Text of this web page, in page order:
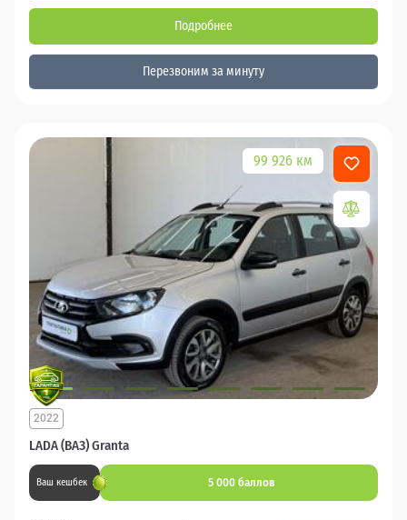
Подробнее
Перезвоним за минуту
99 926 км
LADA (ВАЗ) Granta
2022
Ваш кешбек 5 000 баллов